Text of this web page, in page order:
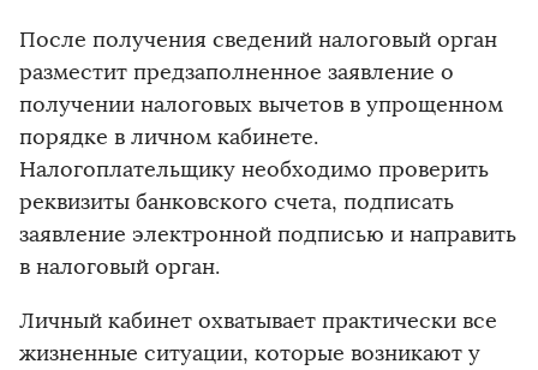
После получения сведений налоговый орган
разместит предзаполненное заявление о
получении налоговых вычетов в упрощенном
порядке в личном кабинете.
Налогоплательщику необходимо проверить
реквизиты банковского счета, подписать
заявление электронной подписью и направить
в налоговый орган.
Личный кабинет охватывает практически все
жизненные ситуации, которые возникают у